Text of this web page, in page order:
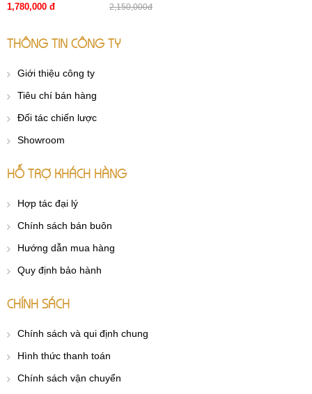
1,780,000 đ
2,150,000đ
THÔNG TIN CÔNG TY
Giới thiệu công ty
Tiêu chí bán hàng
Đối tác chiến lược
Showroom
HỖ TRỢ KHÁCH HÀNG
Hợp tác đại lý
Chính sách bán buôn
Hướng dẫn mua hàng
Quy định bảo hành
CHÍNH SÁCH
Chính sách và qui định chung
Hình thức thanh toán
Chính sách vận chuyển